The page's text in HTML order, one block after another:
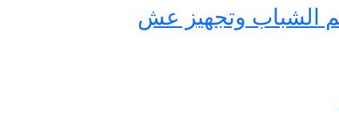
لدعم الشباب وتجهيز عش